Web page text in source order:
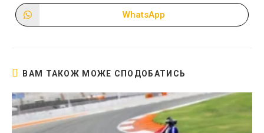
новому
новому
Відкрити
в
WhatsApp
ВАМ ТАКОЖ МОЖЕ СПОДОБАТИСЬ